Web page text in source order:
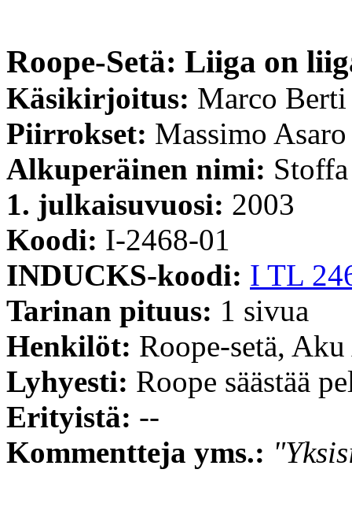
Roope-Setä: Liiga on
Käsikirjoitus: Marco Berti
Piirrokset: Massimo Asaro
Alkuperäinen nimi:
1. julkaisuvuosi: 2003
Koodi: I-2468-01
INDUCKS-koodi: I TL
Tarinan pituus: 1 sivua
Henkilöt: Roope-setä,
Lyhyesti: Roope säästää
Erityistä: --
Kommentteja yms.: